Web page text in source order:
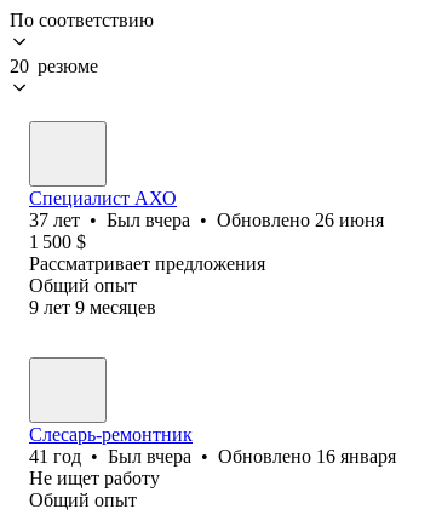
По соответствию
20 резюме
Специалист АХО
37 лет • Был вчера • Обновлено 26 июня
1 500 $
Рассматривает предложения
Общий опыт
9 лет 9 месяцев
Слесарь-ремонтник
41 год • Был вчера • Обновлено 16 января
Не ищет работу
Общий опыт